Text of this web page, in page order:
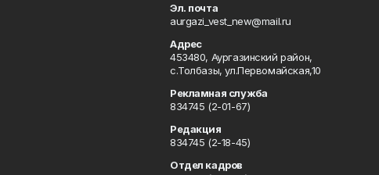
Эл. почта
aurgazi_vest_new@mail.ru
Адрес
453480, Аургазинский район,
с.Толбазы, ул.Первомайская,10
Рекламная служба
834745 (2-01-67)
Редакция
834745 (2-18-45)
Отдел кадров